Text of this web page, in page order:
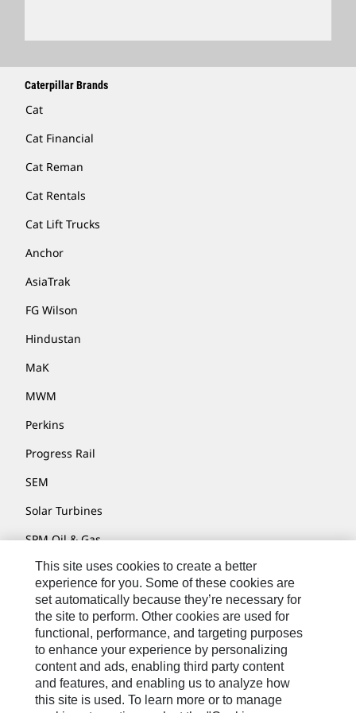
Caterpillar Brands
Cat
Cat Financial
Cat Reman
Cat Rentals
Cat Lift Trucks
Anchor
AsiaTrak
FG Wilson
Hindustan
MaK
MWM
Perkins
Progress Rail
SEM
Solar Turbines
SPM Oil & Gas
Turner Powertrain Systems
Contact
Site Map
Accessibility
Cookie Settings
This site uses cookies to create a better
experience for you. Some of these cookies are
set automatically because they’re necessary for
the site to perform. Other cookies are used for
functional, performance, and targeting purposes
to enhance your experience by personalizing
content and ads, enabling third party content
and features, and enabling us to analyze how
this site is used. To learn more or to manage